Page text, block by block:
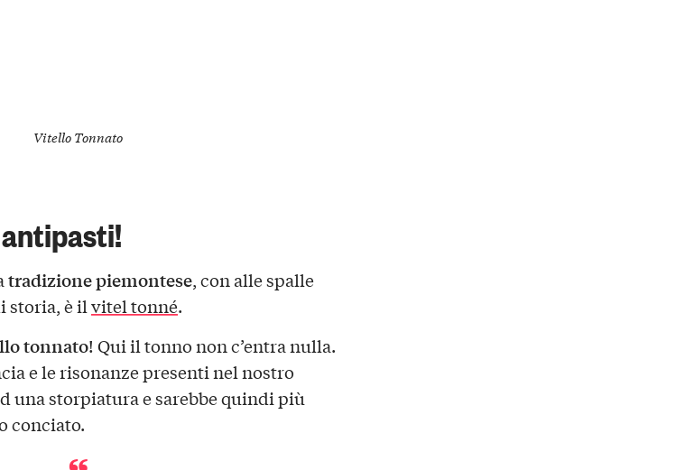
Vitello Tonnato
tradizione piemontese, con alle spalle
storia, è ilvitel tonné.
tonnato! Qui il tonno non c’entra nulla.
e le risonanze presenti nel nostro
una storpiatura e sarebbe quindi più
conciato.